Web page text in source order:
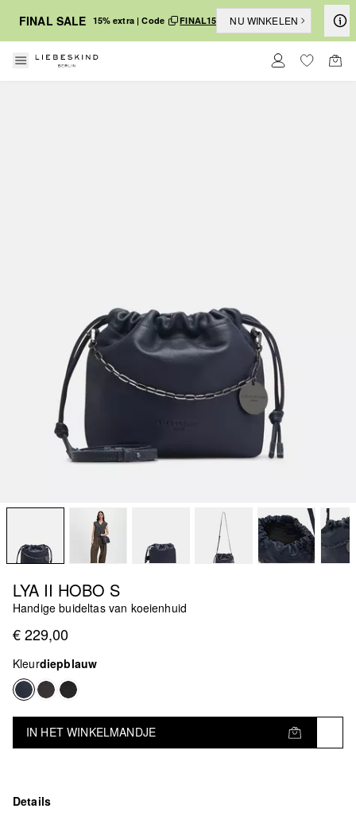
FINAL SALE 15% extra | Code FINAL15 NU WINKELEN
LYA II HOBO S
Handige buideltas van koeienhuid
€ 229,00
Kleurdiepblauw
IN HET WINKELMANDJE
Details